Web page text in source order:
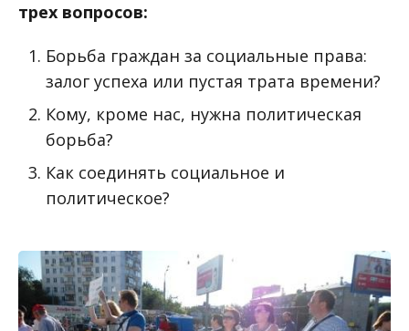
трех вопросов:
Борьба граждан за социальные права:
залог успеха или пустая трата времени?
Кому, кроме нас, нужна политическая
борьба?
Как соединять социальное и
политическое?